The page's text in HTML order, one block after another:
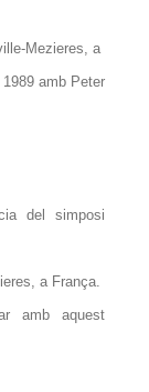
Mezieres, a
amb Peter
del simposi
a França.
amb aquest